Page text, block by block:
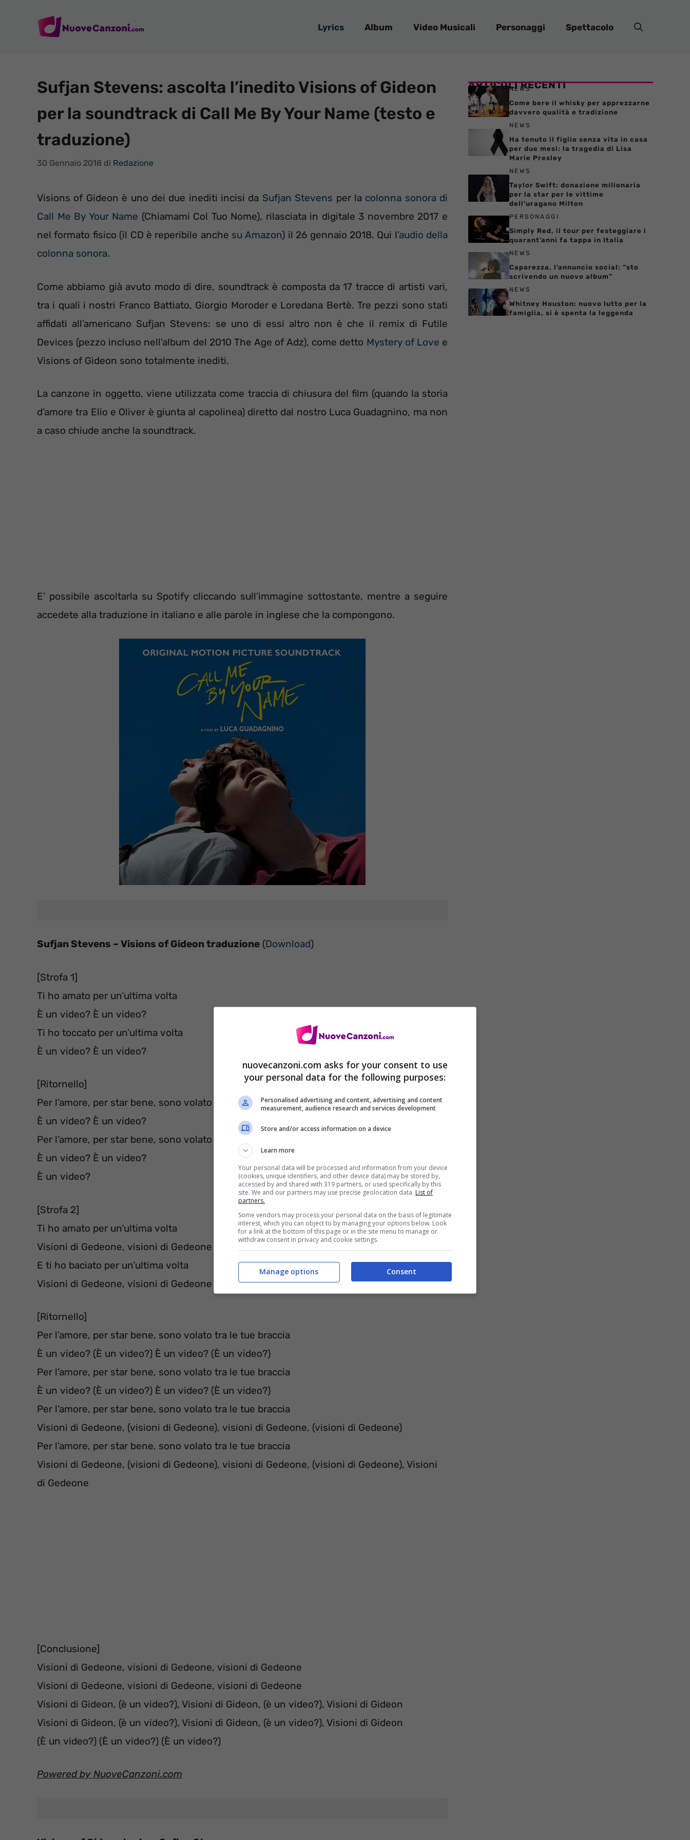
Lyrics Album Video Musicali Personaggi Spettacolo
Sufjan Stevens: ascolta l’inedito Visions of Gideon
per la soundtrack di Call Me By Your Name (testo e
traduzione)
30 Gennaio 2018 di Redazione
Visions of Gideon è uno dei due inediti incisi da Sufjan Stevens per la colonna sonora di
Call Me By Your Name (Chiamami Col Tuo Nome), rilasciata in digitale 3 novembre 2017 e
nel formato fisico (il CD è reperibile anche su Amazon) il 26 gennaio 2018. Qui l’audio della
colonna sonora.
Come abbiamo già avuto modo di dire, soundtrack è composta da 17 tracce di artisti vari,
tra i quali i nostri Franco Battiato, Giorgio Moroder e Loredana Bertè. Tre pezzi sono stati
affidati all’americano Sufjan Stevens: se uno di essi altro non è che il remix di Futile
Devices (pezzo incluso nell’album del 2010 The Age of Adz), come detto Mystery of Love e
Visions of Gideon sono totalmente inediti.
La canzone in oggetto, viene utilizzata come traccia di chiusura del film (quando la storia
d’amore tra Elio e Oliver è giunta al capolinea) diretto dal nostro Luca Guadagnino, ma non
a caso chiude anche la soundtrack.
E’ possibile ascoltarla su Spotify cliccando sull’immagine sottostante, mentre a seguire
accedete alla traduzione in italiano e alle parole in inglese che la compongono.
Sufjan Stevens – Visions of Gideon traduzione (Download)
[Strofa 1]
Ti ho amato per un’ultima volta
È un video? È un video?
Ti ho toccato per un’ultima volta
È un video? È un video?
[Ritornello]
Per l’amore, per star bene, sono volato tra le tue braccia
È un video? È un video?
Per l’amore, per star bene, sono volato tra le tue braccia
È un video? È un video?
È un video?
[Strofa 2]
Ti ho amato per un’ultima volta
Visioni di Gedeone, visioni di Gedeone
E ti ho baciato per un’ultima volta
Visioni di Gedeone, visioni di Gedeone
[Ritornello]
Per l’amore, per star bene, sono volato tra le tue braccia
È un video? (È un video?) È un video? (È un video?)
Per l’amore, per star bene, sono volato tra le tue braccia
È un video? (È un video?) È un video? (È un video?)
Per l’amore, per star bene, sono volato tra le tue braccia
Visioni di Gedeone, (visioni di Gedeone), visioni di Gedeone, (visioni di Gedeone)
Per l’amore, per star bene, sono volato tra le tue braccia
Visioni di Gedeone, (visioni di Gedeone), visioni di Gedeone, (visioni di Gedeone), Visioni
di Gedeone
[Conclusione]
Visioni di Gedeone, visioni di Gedeone, visioni di Gedeone
Visioni di Gedeone, visioni di Gedeone, visioni di Gedeone
Visioni di Gideon, (è un video?), Visioni di Gideon, (è un video?), Visioni di Gideon
Visioni di Gideon, (è un video?), Visioni di Gideon, (è un video?), Visioni di Gideon
(È un video?) (È un video?) (È un video?)
Powered by NuoveCanzoni.com
ARTICOLI RECENTI
NEWS
Come bere il whisky per apprezzarne
davvero qualità e tradizione
NEWS
Ha tenuto il figlio senza vita in casa
per due mesi: la tragedia di Lisa
Marie Presley
NEWS
Taylor Swift: donazione milionaria
per la star per le vittime
dell’uragano Milton
PERSONAGGI
Simply Red, il tour per festeggiare i
quarant’anni fa tappa in Italia
NEWS
Caparezza, l’annuncio social: “sto
scrivendo un nuovo album”
NEWS
Whitney Houston: nuovo lutto per la
famiglia, si è spenta la leggenda
nuovecanzoni.com asks for your consent to use
your personal data for the following purposes:
Personalised advertising and content, advertising and content
measurement, audience research and services development
Store and/or access information on a device
Learn more
Your personal data will be processed and information from your device
(cookies, unique identifiers, and other device data) may be stored by,
accessed by and shared with 319 partners, or used specifically by this
site. We and our partners may use precise geolocation data. List of
partners.
Some vendors may process your personal data on the basis of legitimate
interest, which you can object to by managing your options below. Look
for a link at the bottom of this page or in the site menu to manage or
withdraw consent in privacy and cookie settings.
Consent
Manage options